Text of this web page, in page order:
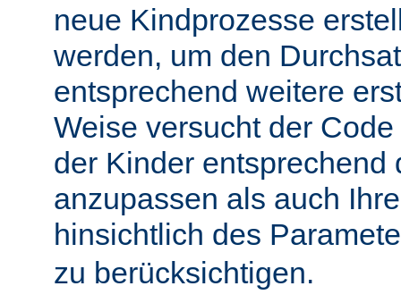
neue Kindprozesse
werden, um den
entsprechend weitere
Weise versucht der
der Kinder entsprechend
anzupassen als auch
hinsichtlich des
zu berücksichtigen.